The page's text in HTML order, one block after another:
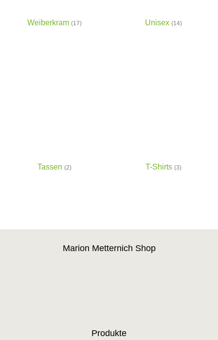
Weiberkram (17) Unisex (14)
Tassen (2) T-Shirts (3)
Marion Metternich Shop
Produkte